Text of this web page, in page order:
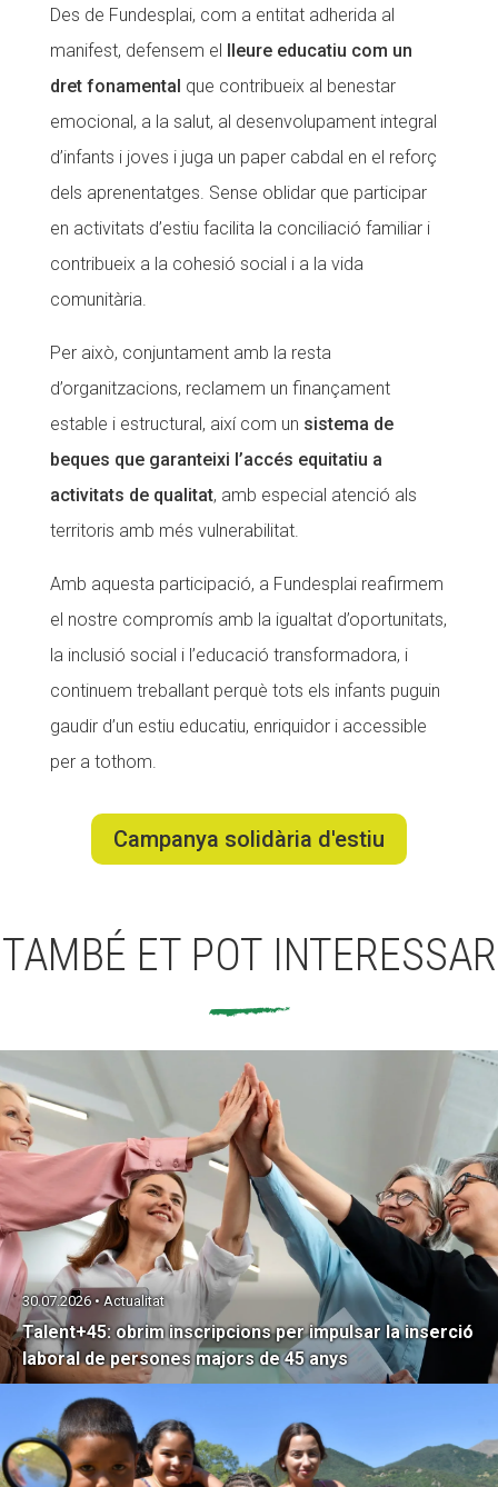
Des de Fundesplai, com a entitat adherida al
manifest, defensem el lleure educatiu com un
dret fonamental que contribueix al benestar
emocional, a la salut, al desenvolupament integral
d’infants i joves i juga un paper cabdal en el reforç
dels aprenentatges. Sense oblidar que participar
en activitats d’estiu facilita la conciliació familiar i
contribueix a la cohesió social i a la vida
comunitària.
Per això, conjuntament amb la resta
d’organitzacions, reclamem un finançament
estable i estructural, així com un sistema de
beques que garanteixi l’accés equitatiu a
activitats de qualitat, amb especial atenció als
territoris amb més vulnerabilitat.
Amb aquesta participació, a Fundesplai reafirmem
el nostre compromís amb la igualtat d’oportunitats,
la inclusió social i l’educació transformadora, i
continuem treballant perquè tots els infants puguin
gaudir d’un estiu educatiu, enriquidor i accessible
per a tothom.
Campanya solidària d'estiu
TAMBÉ ET POT INTERESSAR
Talent+45: obrim inscripcions per impulsar la inserció
laboral de persones majors de 45 anys
30.07.2026 • Actualitat